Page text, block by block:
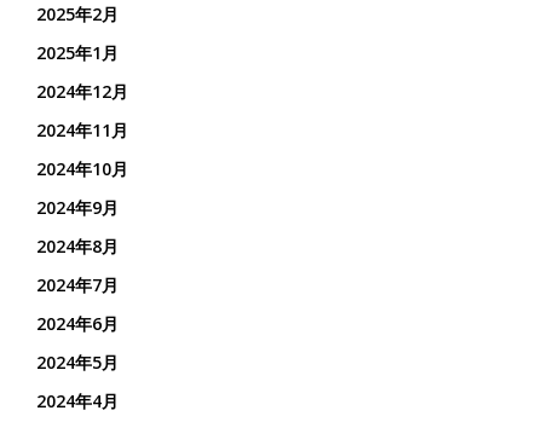
2025年2月
2025年1月
2024年12月
2024年11月
2024年10月
2024年9月
2024年8月
2024年7月
2024年6月
2024年5月
2024年4月